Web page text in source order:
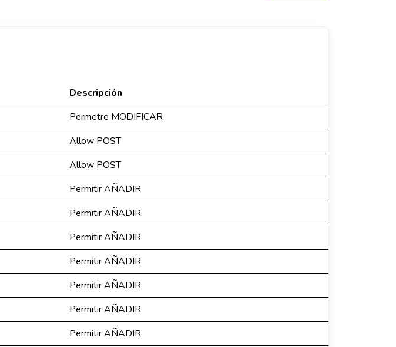
Descripción
Permetre MODIFICAR
Allow POST
Allow POST
Permitir AÑADIR
Permitir AÑADIR
Permitir AÑADIR
Permitir AÑADIR
Permitir AÑADIR
Permitir AÑADIR
Permitir AÑADIR